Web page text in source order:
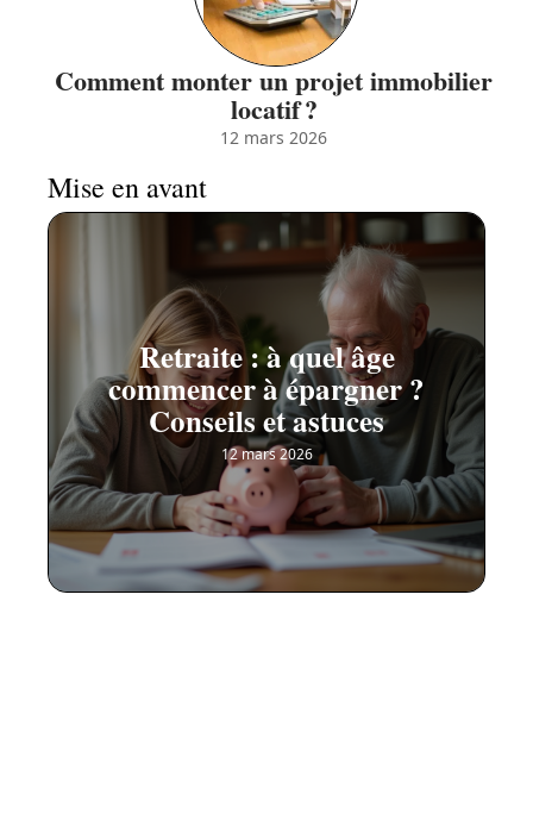
Comment monter un projet immobilier
locatif ?
12 mars 2026
Mise en avant
Retraite : à quel âge
commencer à épargner ?
Conseils et astuces
12 mars 2026